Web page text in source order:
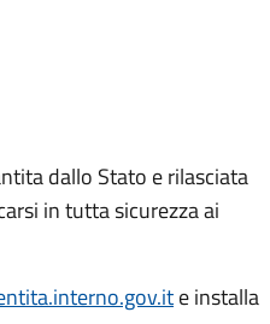
dallo Stato e rilasciata
in tutta sicurezza ai
e installa